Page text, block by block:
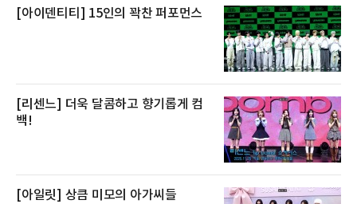
[아이덴티티] 15인의 꽉찬 퍼포먼스
[리센느] 더욱 달콤하고 향기롭게 컴
백!
[아일릿] 상큼 미모의 아가씨들